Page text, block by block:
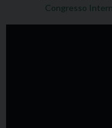
Congresso